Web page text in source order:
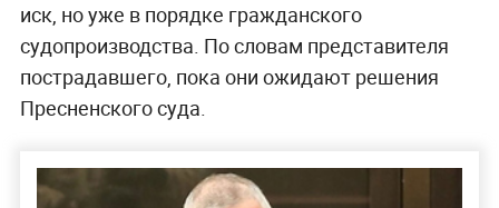
иск, но уже в порядке гражданского
судопроизводства. По словам представителя
пострадавшего, пока они ожидают решения
Пресненского суда.